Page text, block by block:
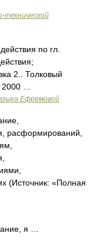
технической
по гл.
2.. Толковый
…
Ефремовой
расформирований,
(Источник: «Полная
я …